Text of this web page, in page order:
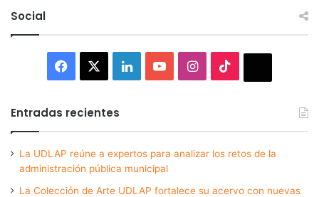
Social
Facebook LinkedInYouTubeInstagram
Entradas recientes
La UDLAP reúne a expertos para analizar los retos de la
administración pública municipal
La Colección de Arte UDLAP fortalece su acervo con nuevas